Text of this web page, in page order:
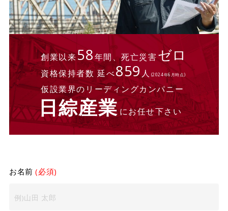
創業以来58年間、死亡災害ゼロ
資格保持者数 延べ859人 (2024年6月時点)
仮設業界のリーディングカンパニー
日綜産業にお任せ下さい
お名前(必須)